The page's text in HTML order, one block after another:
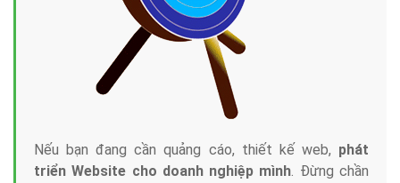
Nếu bạn đang cần quảng cáo, thiết kế web, phát
triển Website cho doanh nghiệp mình. Đừng chần